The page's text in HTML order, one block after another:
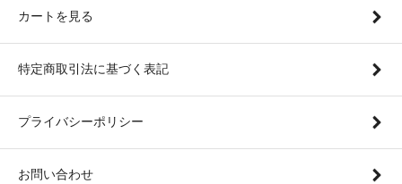
カートを見る
特定商取引法に基づく表記
プライバシーポリシー
お問い合わせ